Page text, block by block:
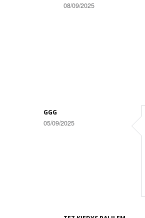
08/09/2025
napewno
GGG
05/09/2025